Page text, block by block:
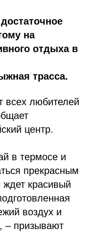
на
отдыха в
трасса.
всех любителей
центр.
в термосе и
прекрасным
красивый
воздух и
– призывают